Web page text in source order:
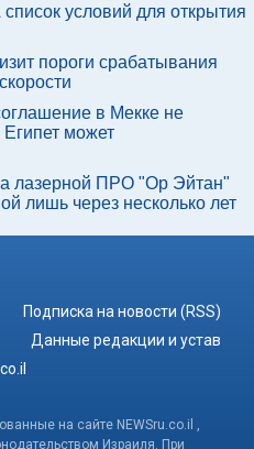
условий для открытия
пороги срабатывания
в Мекке не
может
лазерной ПРО "Ор Эйтан"
лишь через несколько лет
Подписка на новости (RSS)
Данные редакции и устав
на сайте NEWSru.co.il ,
Израиля. При